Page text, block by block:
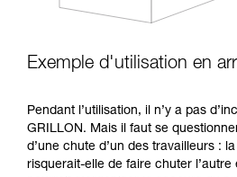
Exemple d'utilisation en
Pendant l’utilisation, il n’y a pas
GRILLON. Mais il faut se
d’une chute d’un des travailleurs :
risquerait-elle de faire chuter l’autre